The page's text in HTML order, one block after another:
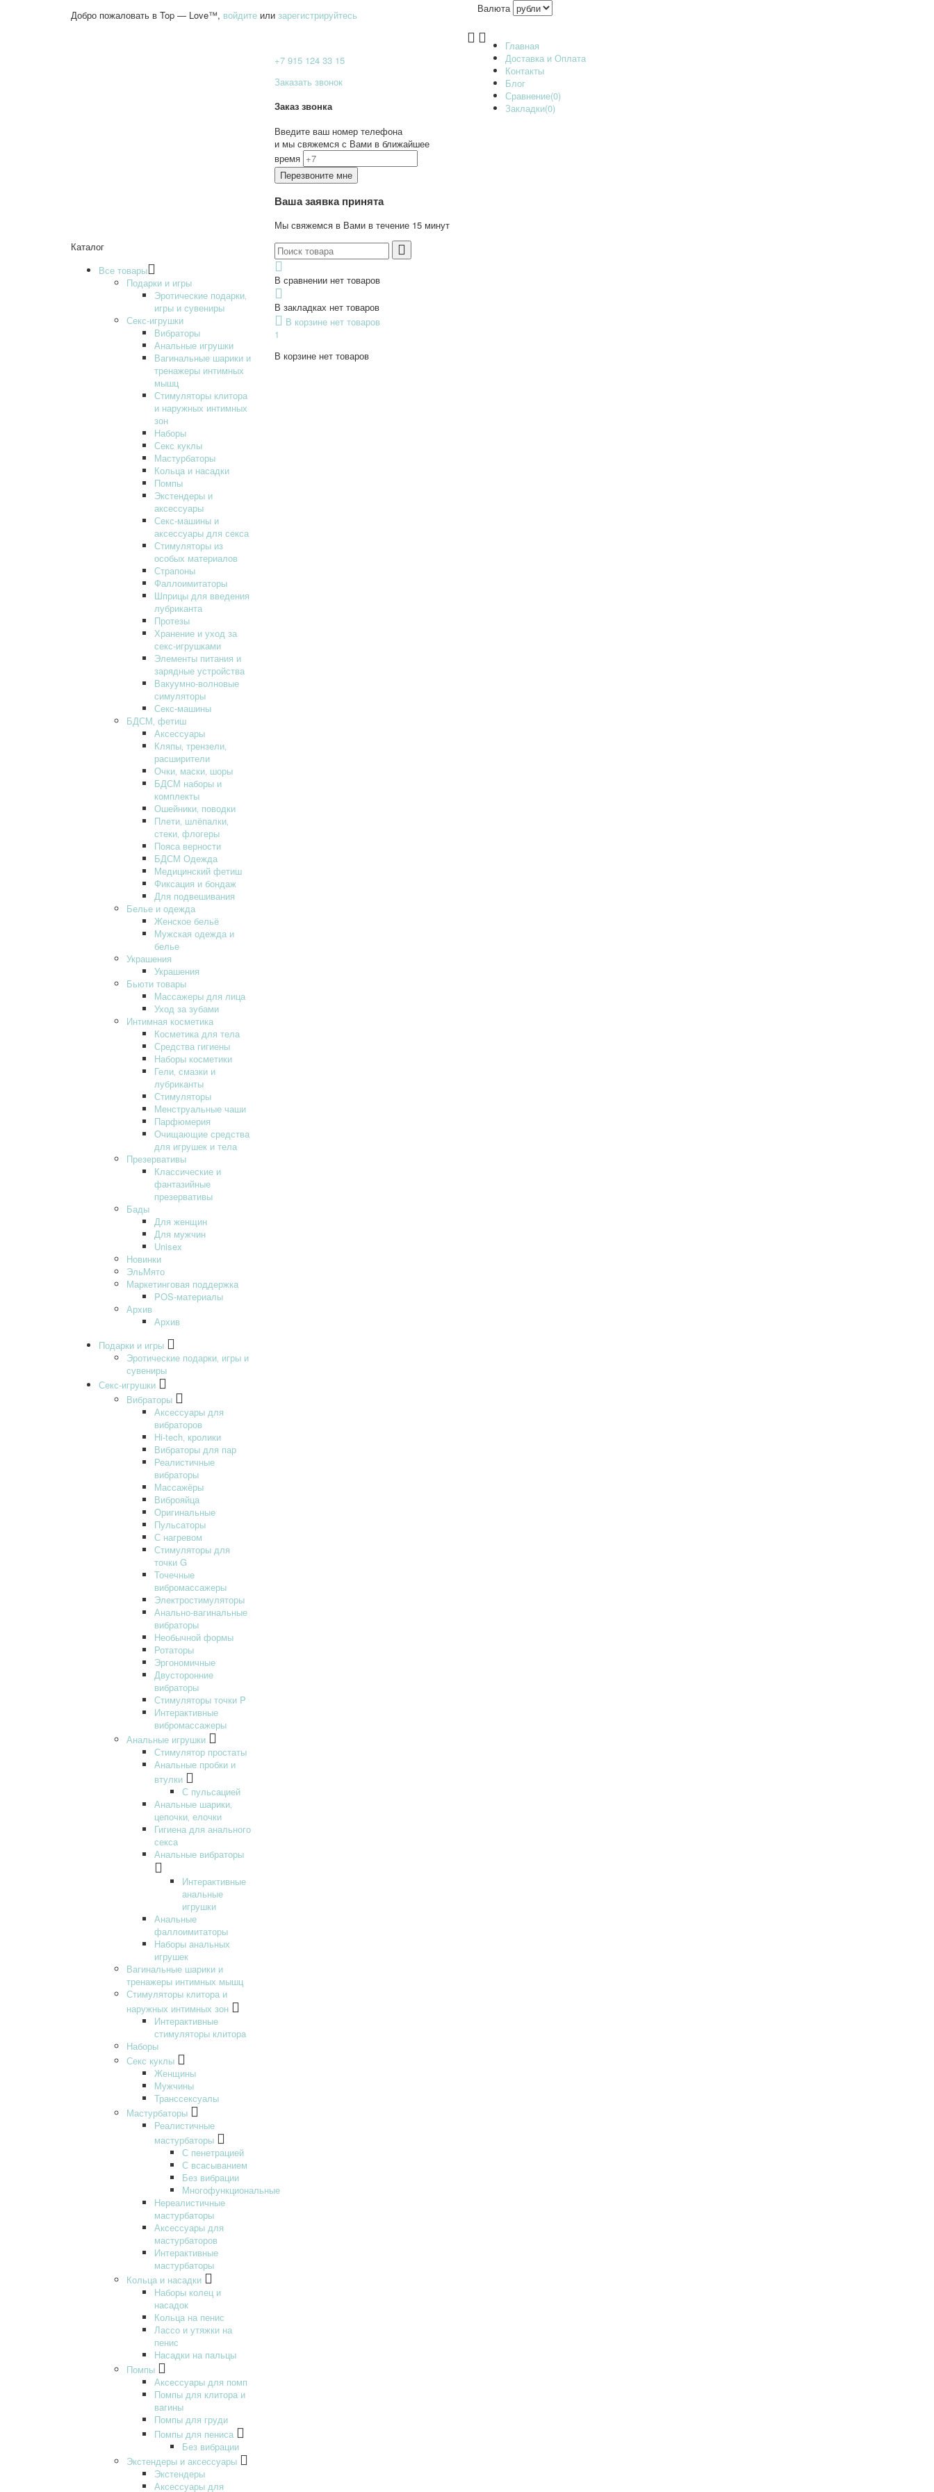
Добро пожаловать в Top — Love™, войдите или зарегистрируйтесь
Валюта
Главная
Доставка и Оплата
Контакты
Блог
Сравнение(0)
Закладки(0)
+7 915 124 33 15
Заказать звонок
Заказ звонка
Введите ваш номер телефона
и мы свяжемся с Вами в ближайшее
время
Ваша заявка принята
Мы свяжемся в Вами в течение 15 минут
Каталог
Все товары
Подарки и игры
Эротические подарки‚
игры и сувениры
Секс-игрушки
Вибраторы
Анальные игрушки
Вагинальные шарики и
тренажеры интимных
мышц
Стимуляторы клитора
и наружных интимных
зон
Наборы
Секс куклы
Мастурбаторы
Кольца и насадки
Помпы
Экстендеры и
аксессуары
Секс-машины и
аксессуары для секса
Стимуляторы из
особых материалов
Страпоны
Фаллоимитаторы
Шприцы для введения
лубриканта
Протезы
Хранение и уход за
секс-игрушками
Элементы питания и
зарядные устройства
Вакуумно-волновые
симуляторы
Секс-машины
БДСМ‚ фетиш
Аксессуары
Кляпы‚ трензели‚
расширители
Очки‚ маски‚ шоры
БДСМ наборы и
комплекты
Ошейники‚ поводки
Плети‚ шлёпалки‚
стеки‚ флогеры
Пояса верности
БДСМ Одежда
Медицинский фетиш
Фиксация и бондаж
Для подвешивания
Белье и одежда
Женское бельё
Мужская одежда и
белье
Украшения
Украшения
Бьюти товары
Массажеры для лица
Уход за зубами
Интимная косметика
Косметика для тела
Средства гигиены
Наборы косметики
Гели‚ смазки и
лубриканты
Стимуляторы
Менструальные чаши
Парфюмерия
Очищающие средства
для игрушек и тела
Презервативы
Классические и
фантазийные
презервативы
Бады
Для женщин
Для мужчин
Unisex
Новинки
ЭльМято
Маркетинговая поддержка
POS-материалы
Архив
Архив
Подарки и игры
Эротические подарки‚ игры и
сувениры
Секс-игрушки
Вибраторы
Аксессуары для
вибраторов
Hi-tech‚ кролики
Вибраторы для пар
Реалистичные
вибраторы
Массажёры
Виброяйца
Оригинальные
Пульсаторы
С нагревом
Стимуляторы для
точки G
Точечные
вибромассажеры
Электростимуляторы
Анально-вагинальные
вибраторы
Необычной формы
Ротаторы
Эргономичные
Двусторонние
вибраторы
Стимуляторы точки P
Интерактивные
вибромассажеры
Анальные игрушки
Стимулятор простаты
Анальные пробки и
втулки
С пульсацией
Анальные шарики‚
цепочки‚ елочки
Гигиена для анального
секса
Анальные вибраторы
Интерактивные
анальные
игрушки
Анальные
фаллоимитаторы
Наборы анальных
игрушек
Вагинальные шарики и
тренажеры интимных мышц
Стимуляторы клитора и
наружных интимных зон
Интерактивные
стимуляторы клитора
Наборы
Секс куклы
Женщины
Мужчины
Транссексуалы
Мастурбаторы
Реалистичные
мастурбаторы
С пенетрацией
С всасыванием
Без вибрации
Многофункциональные
Нереалистичные
мастурбаторы
Аксессуары для
мастурбаторов
Интерактивные
мастурбаторы
Кольца и насадки
Наборы колец и
насадок
Кольца на пенис
Лассо и утяжки на
пенис
Насадки на пальцы
Помпы
Аксессуары для помп
Помпы для клитора и
вагины
Помпы для груди
Помпы для пениса
Без вибрации
Экстендеры и аксессуары
Экстендеры
Аксессуары для
В сравнении нет товаров
В закладках нет товаров
В корзине нет товаров
1
В корзине нет товаров